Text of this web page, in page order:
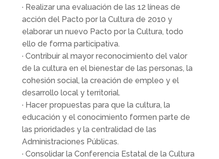
· Realizar una evaluación de las 12 líneas de
acción del Pacto por la Cultura de 2010 y
elaborar un nuevo Pacto por la Cultura, todo
ello de forma participativa.
· Contribuir al mayor reconocimiento del valor
de la cultura en el bienestar de las personas, la
cohesión social, la creación de empleo y el
desarrollo local y territorial.
· Hacer propuestas para que la cultura, la
educación y el conocimiento formen parte de
las prioridades y la centralidad de las
Administraciones Públicas.
· Consolidar la Conferencia Estatal de la Cultura